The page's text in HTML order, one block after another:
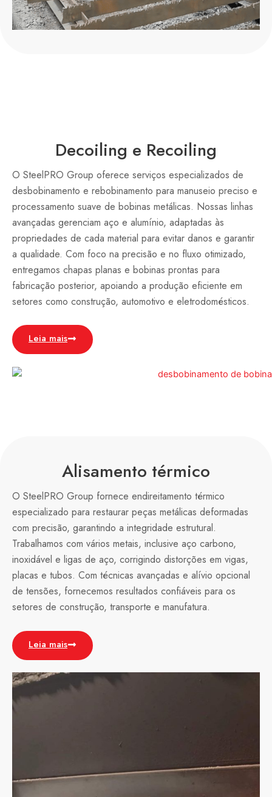
Decoiling e Recoiling
O SteelPRO Group oferece serviços especializados de
desbobinamento e rebobinamento para manuseio preciso e
processamento suave de bobinas metálicas. Nossas linhas
avançadas gerenciam aço e alumínio, adaptadas às
propriedades de cada material para evitar danos e garantir
a qualidade. Com foco na precisão e no fluxo otimizado,
entregamos chapas planas e bobinas prontas para
fabricação posterior, apoiando a produção eficiente em
setores como construção, automotivo e eletrodomésticos.
Leia mais
Alisamento térmico
O SteelPRO Group fornece endireitamento térmico
especializado para restaurar peças metálicas deformadas
com precisão, garantindo a integridade estrutural.
Trabalhamos com vários metais, inclusive aço carbono,
inoxidável e ligas de aço, corrigindo distorções em vigas,
placas e tubos. Com técnicas avançadas e alívio opcional
de tensões, fornecemos resultados confiáveis para os
setores de construção, transporte e manufatura.
Leia mais